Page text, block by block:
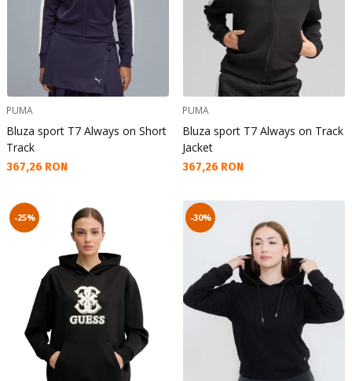
PUMA
Bluza sport T7 Always on Short
Track
Текуща цена:
367,26 RON
PUMA
Bluza sport T7 Always on Track
Jacket
Текуща цена:
367,26 RON
-25% -30%